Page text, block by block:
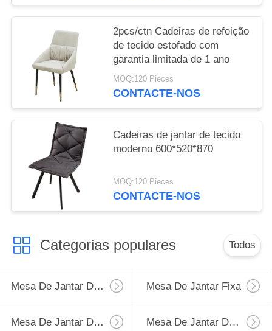
2pcs/ctn Cadeiras de refeição
de tecido estofado com
garantia limitada de 1 ano
MOQ:120 Pieces
CONTACTE-NOS
Cadeiras de jantar de tecido
moderno 600*520*870
MOQ:120 Pieces
CONTACTE-NOS
Categorias populares Todos
Mesa De Jantar Da Extensão Mesa De Jantar Fixa
Mesa De Jantar De Vidro Moderada Mesa De Jantar De HPL